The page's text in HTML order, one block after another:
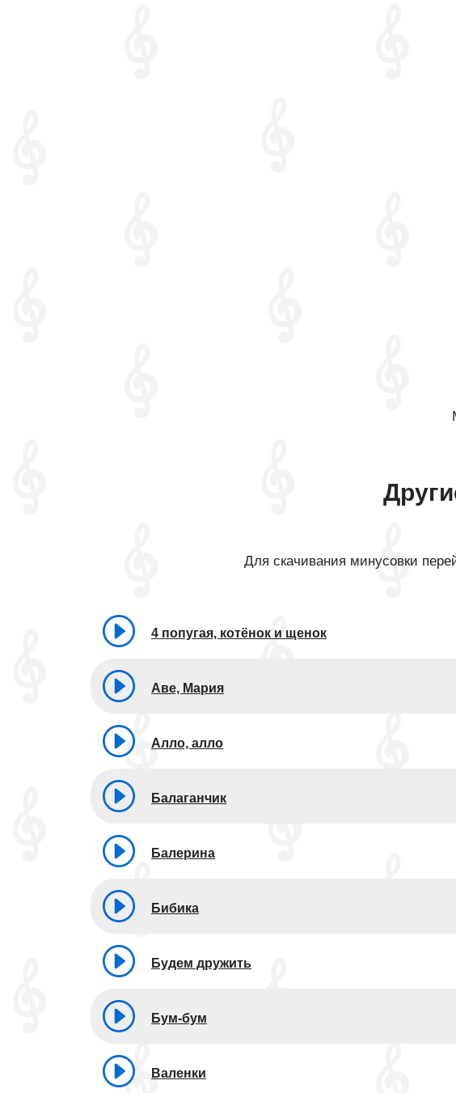
Для скачивания минусовки
4 попугая, котёнок и щенок
Аве, Мария
Алло, алло
Балаганчик
Балерина
Бибика
Будем дружить
Бум-бум
Валенки